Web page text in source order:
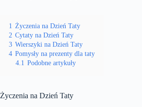
1 Życzenia na Dzień Taty
2 Cytaty na Dzień Taty
3 Wierszyki na Dzień Taty
4 Pomysły na prezenty dla taty
4.1 Podobne artykuły
Życzenia na Dzień Taty